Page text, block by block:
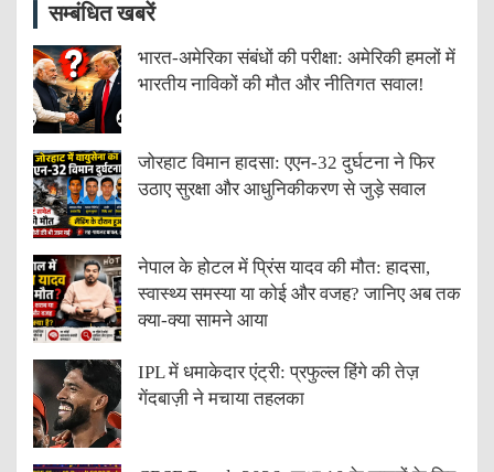
सम्बंधित खबरें
भारत-अमेरिका संबंधों की परीक्षा: अमेरिकी हमलों में
भारतीय नाविकों की मौत और नीतिगत सवाल!
जोरहाट विमान हादसा: एएन-32 दुर्घटना ने फिर
उठाए सुरक्षा और आधुनिकीकरण से जुड़े सवाल
नेपाल के होटल में प्रिंस यादव की मौत: हादसा,
स्वास्थ्य समस्या या कोई और वजह? जानिए अब तक
क्या-क्या सामने आया
IPL में धमाकेदार एंट्री: प्रफुल्ल हिंगे की तेज़
गेंदबाज़ी ने मचाया तहलका